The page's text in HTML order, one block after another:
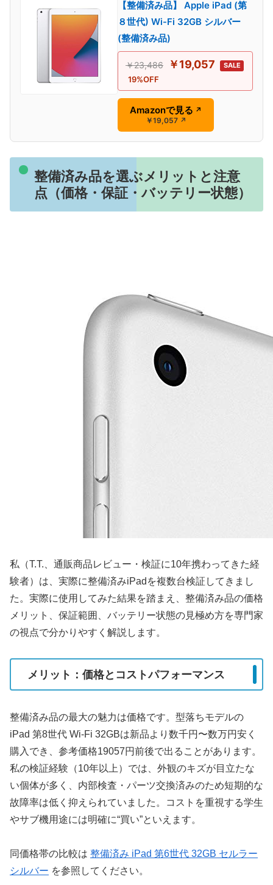
【整備済み品】 Apple iPad (第
８世代) Wi-Fi 32GB シルバー
(整備済み品)
￥23,486 ￥19,057 SALE
19%OFF
Amazonで見る ↗
￥19,057 ↗
整備済み品を選ぶメリットと注意
点（価格・保証・バッテリー状態）
私（T.T.、通販商品レビュー・検証に10年携わってきた経
験者）は、実際に整備済みiPadを複数台検証してきまし
た。実際に使用してみた結果を踏まえ、整備済み品の価格
メリット、保証範囲、バッテリー状態の見極め方を専門家
の視点で分かりやすく解説します。
メリット：価格とコストパフォーマンス
整備済み品の最大の魅力は価格です。型落ちモデルの
iPad 第8世代 Wi‑Fi 32GBは新品より数千円〜数万円安く
購入でき、参考価格19057円前後で出ることがあります。
私の検証経験（10年以上）では、外観のキズが目立たな
い個体が多く、内部検査・パーツ交換済みのため短期的な
故障率は低く抑えられていました。コストを重視する学生
やサブ機用途には明確に“買い”といえます。
同価格帯の比較は 整備済み iPad 第6世代 32GB セルラー
シルバー を参照してください。